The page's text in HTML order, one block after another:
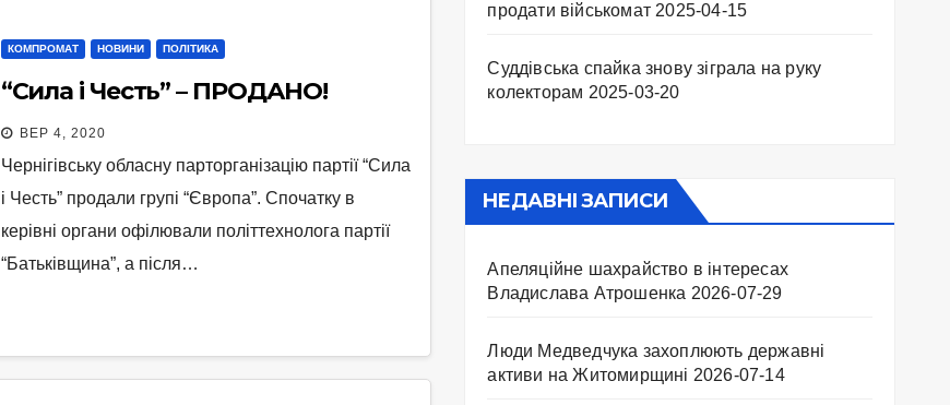
КОМПРОМАТ НОВИНИ ПОЛІТИКА
“Сила і Честь” – ПРОДАНО!
ВЕР 4, 2020
Чернігівську обласну парторганізацію партії “Сила
і Честь” продали групі “Європа”. Спочатку в
керівні органи офілювали політтехнолога партії
“Батьківщина”, а після…
продати військомат 2025-04-15
Суддівська спайка знову зіграла на руку
колекторам 2025-03-20
НЕДАВНІ ЗАПИСИ
Апеляційне шахрайство в інтересах
Владислава Атрошенка 2026-07-29
Люди Медведчука захоплюють державні
активи на Житомирщині 2026-07-14